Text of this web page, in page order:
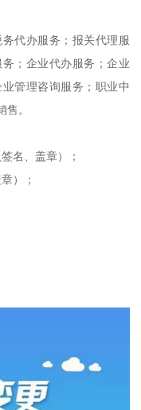
代办服务；报关代理服
；企业代办服务；企业
管理咨询服务；职业中
。
名、盖章）；
）；